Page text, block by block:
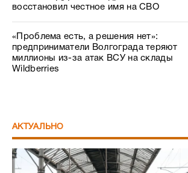
восстановил честное имя на СВО
«Проблема есть, а решения нет»:
предприниматели Волгограда теряют
миллионы из-за атак ВСУ на склады
Wildberries
АКТУАЛЬНО